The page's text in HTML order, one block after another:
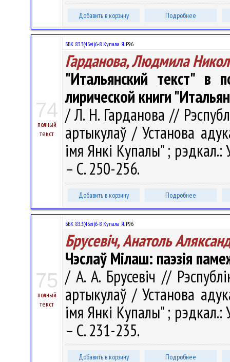
Добавить в корзину Подробнее
74
полный
текст
ББК 83.3(4Беі)6-8 Купала Я.Р96
Гарданова, Людмила
"Итальянский текст" в
лирической книги
/ Л. Н. Гарданова //
артыкулаў / Установа
імя Янкі Купалы" ;
– С. 250-256.
Добавить в корзину Подробнее
75
полный
текст
ББК 83.3(4Беі)6-8 Купала Я.Р96
Брусевіч, Анатоль
Чэслаў Мілаш: паэзія
/ А. А. Брусевіч //
артыкулаў / Установа
імя Янкі Купалы" ;
– С. 231-235.
Добавить в корзину Подробнее